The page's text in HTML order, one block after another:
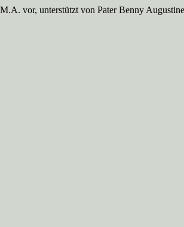
vor, unterstützt von Pater Benny